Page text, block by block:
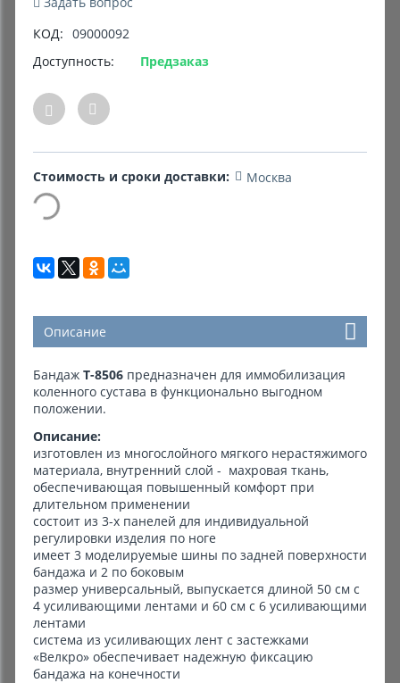
Комиссионные товары
Прокат средств реабилитации
КОД: 09000092
Доступность:
Предзаказ
Стоимость и сроки доставки: Москва
Описание
Бандаж Т-8506 предназначен для иммобилизация
коленного сустава в функционально выгодном
положении.
Описание:
изготовлен из многослойного мягкого нерастяжимого
материала, внутренний слой - махровая ткань,
обеспечивающая повышенный комфорт при
длительном применении
состоит из 3-х панелей для индивидуальной
регулировки изделия по ноге
имеет 3 моделируемые шины по задней поверхности
бандажа и 2 по боковым
размер универсальный, выпускается длиной 50 см с
4 усиливающими лентами и 60 см с 6 усиливающими
лентами
система из усиливающих лент с застежками
«Велкро» обеспечивает надежную фиксацию
бандажа на конечности